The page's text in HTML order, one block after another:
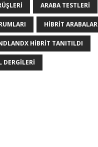
ARABA TESTLERI
HIBRIT ARABALAR
HIBRIT TANITILDI